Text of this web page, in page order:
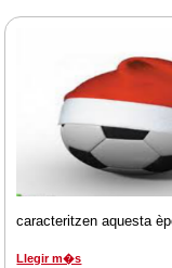
caracteritzen aquesta
Llegir m�s